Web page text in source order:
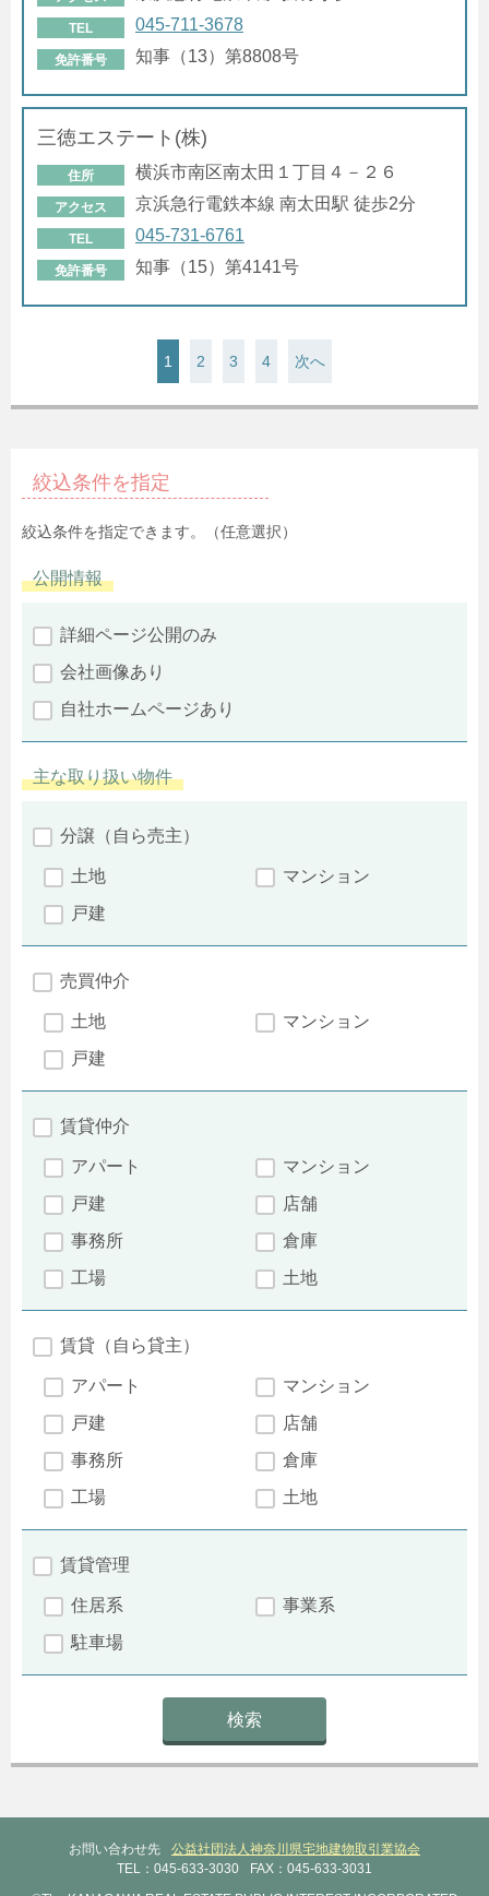
TEL 045-711-3678
免許番号 知事（13）第8808号
三徳エステート(株)
住所 横浜市南区南太田１丁目４－２６
アクセス 京浜急行電鉄本線 南太田駅 徒歩2分
TEL 045-731-6761
免許番号 知事（15）第4141号
1 2 3 4 次へ
絞込条件を指定
絞込条件を指定できます。（任意選択）
公開情報
詳細ページ公開のみ
会社画像あり
自社ホームページあり
主な取り扱い物件
分譲（自ら売主）
土地
マンション
戸建
売買仲介
土地
マンション
戸建
賃貸仲介
アパート
マンション
戸建
店舗
事務所
倉庫
工場
土地
賃貸（自ら貸主）
アパート
マンション
戸建
店舗
事務所
倉庫
工場
土地
賃貸管理
住居系
事業系
駐車場
お問い合わせ先
公益社団法人神奈川県宅地建物取引業協会
TEL：045-633-3030
FAX：045-633-3031